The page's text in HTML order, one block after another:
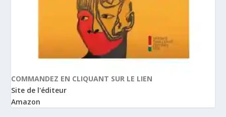
COMMANDEZ EN CLIQUANT SUR LE LIEN
Site de l'éditeur
Amazon